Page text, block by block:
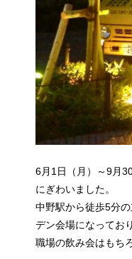
6月1日（月）～9月
にぎわいました。
中野駅から徒歩5分
デン会場になってお
職場の飲み会はもち